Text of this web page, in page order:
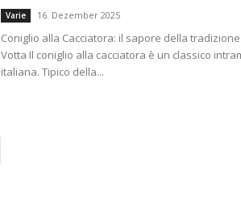
Varie 16. Dezember 2025
Coniglio alla Cacciatora: il sapore della
Votta Il coniglio alla cacciatora è un classico
italiana. Tipico della...